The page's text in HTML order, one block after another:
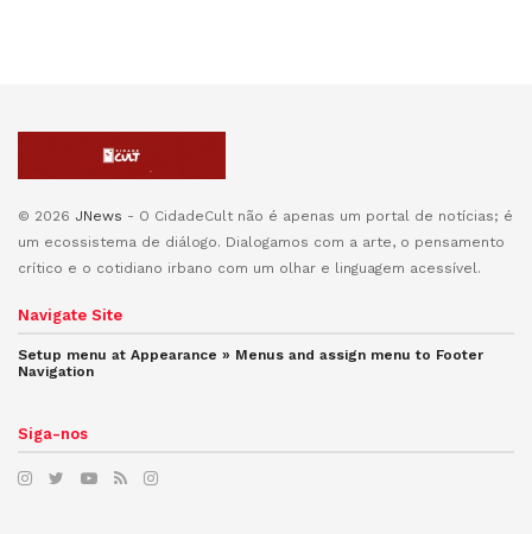
© 2026 JNews - O CidadeCult não é apenas um portal de notícias; é
um ecossistema de diálogo. Dialogamos com a arte, o pensamento
crítico e o cotidiano irbano com um olhar e linguagem acessível.
Navigate Site
Setup menu at Appearance » Menus and assign menu to Footer
Navigation
Siga-nos